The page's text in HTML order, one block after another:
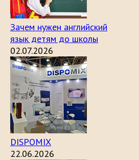
Зачем нужен английский
язык детям до школы
02.07.2026
DISPOMIX
22.06.2026